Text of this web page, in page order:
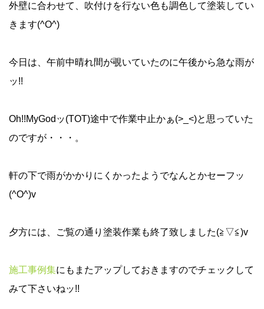
外壁に合わせて、吹付けを行ない色も調色して塗装してい
きます(^O^)
今日は、午前中晴れ間が覗いていたのに午後から急な雨が
ッ!!
Oh!!MyGodッ(TOT)途中で作業中止かぁ(>_<)と思っていた
のですが・・・。
軒の下で雨がかかりにくかったようでなんとかセーフッ
(^O^)v
夕方には、ご覧の通り塗装作業も終了致しました(≧▽≦)v
施工事例集にもまたアップしておきますのでチェックして
みて下さいねッ!!